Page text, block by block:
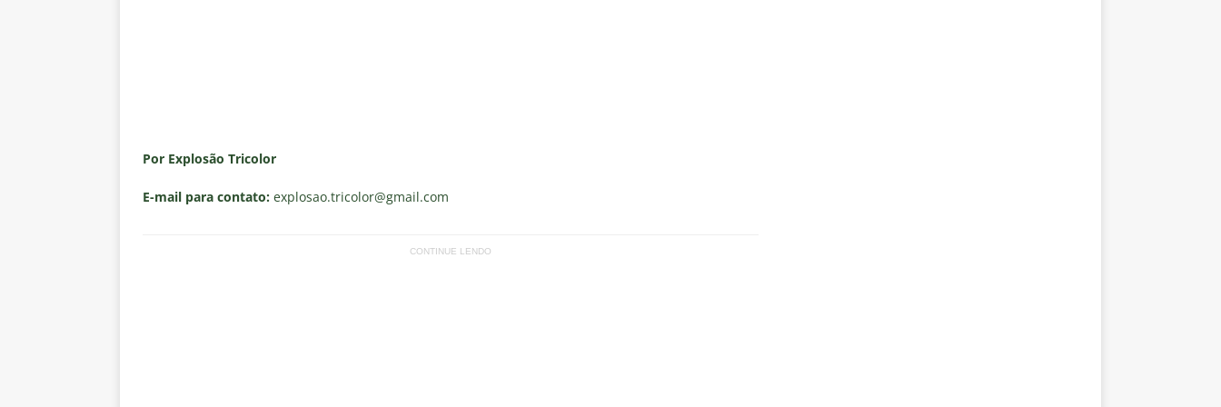
Por Explosão Tricolor
E-mail para contato: explosao.tricolor@gmail.com
CONTINUE LENDO